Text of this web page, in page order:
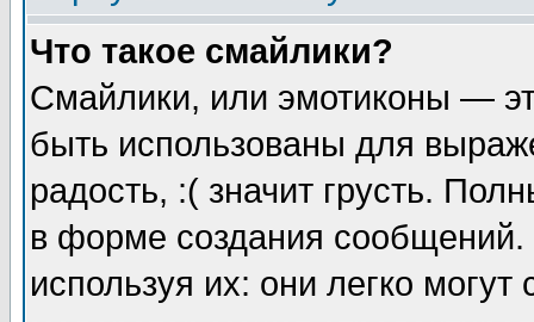
Что такое смайлики?
Смайлики, или эмотиконы —
быть использованы для
радость, :( значит грусть.
в форме создания сообщений.
используя их: они легко